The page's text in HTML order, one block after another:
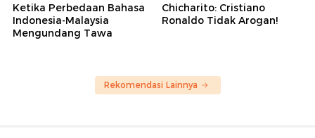
Ketika Perbedaan Bahasa
Indonesia-Malaysia
Mengundang Tawa
Chicharito: Cristiano
Ronaldo Tidak Arogan!
Rekomendasi Lainnya